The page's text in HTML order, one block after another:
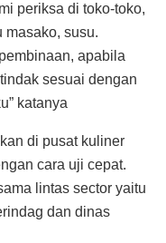
periksa di toko-toko,
masako, susu.
apabila
sesuai dengan
katanya
di pusat kuliner
cara uji cepat.
lintas sector yaitu
dan dinas